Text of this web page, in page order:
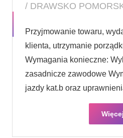
/ DRAWSKO
Przyjmowanie towaru,
klienta, utrzymanie
Wymagania konieczne:
zasadnicze zawodowe
jazdy kat.b oraz
Więcej